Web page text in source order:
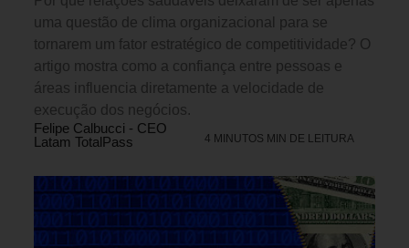
uma questão de clima organizacional para se
tornarem um fator estratégico de competitividade? O
artigo mostra como a confiança entre pessoas e
áreas influencia diretamente a velocidade de
execução dos negócios.
Felipe Calbucci - CEO
Latam TotalPass
4 MINUTOS MIN DE LEITURA